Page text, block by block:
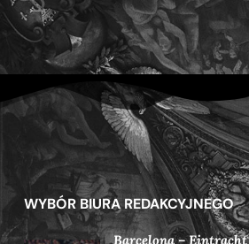
WYBÓR BIURA REDAKCYJNEGO
Barcelona – Eintracht